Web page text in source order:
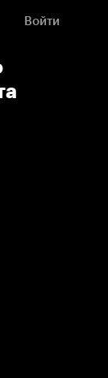
Войти